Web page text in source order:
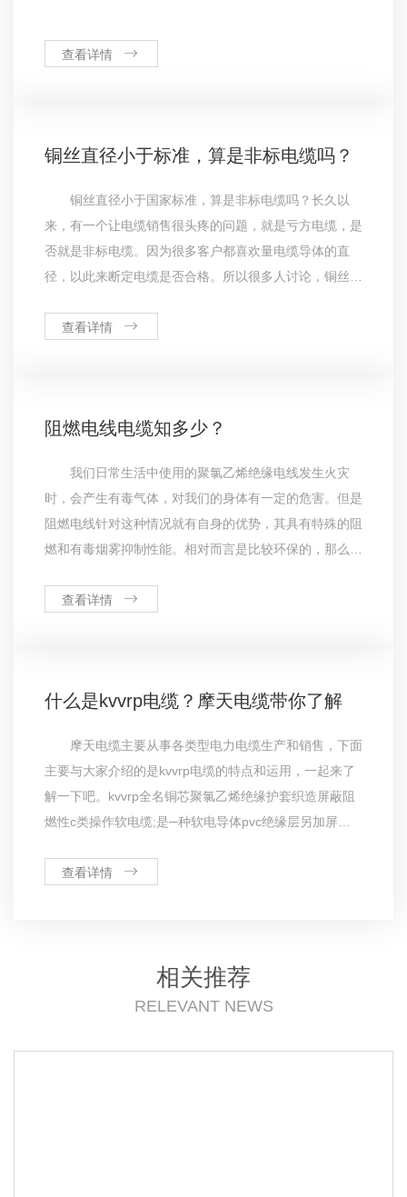
查看详情
铜丝直径小于标准，算是非标电缆吗？
铜丝直径小于国家标准，算是非标电缆吗？长久以
来，有一个让电缆销售很头疼的问题，就是亏方电缆，是
否就是非标电缆。因为很多客户都喜欢量电缆导体的直
径，以此来断定电缆是否合格。所以很多人讨论，铜丝直
的一份报告，引发了行业的关注，此报告也解答了这个困
查看详情
阻燃电线电缆知多少？
我们日常生活中使用的聚氯乙烯绝缘电线发生火灾
时，会产生有毒气体，对我们的身体有一定的危害。但是
阻燃电线针对这种情况就有自身的优势，其具有特殊的阻
燃和有毒烟雾抑制性能。相对而言是比较环保的，那么阻
电线电缆具有特殊的阻燃、低发烟和有毒烟雾抑制性能，
查看详情
什么是kvvrp电缆？摩天电缆带你了解
摩天电缆主要从事各类型电力电缆生产和销售，下面
主要与大家介绍的是kvvrp电缆的特点和运用，一起来了
解一下吧。kvvrp全名铜芯聚氯乙烯绝缘护套织造屏蔽阻
燃性c类操作软电缆;是─种软电导体pvc绝缘层另加屏蔽
所。额定电流450/750v，线芯常见电缆型号为2-24芯，
查看详情
相关推荐
RELEVANT NEWS